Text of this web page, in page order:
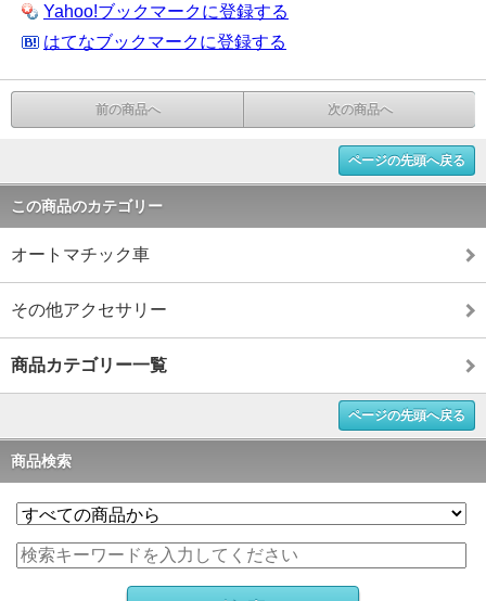
Yahoo!ブックマークに登録する
はてなブックマークに登録する
前の商品へ 次の商品へ
ページの先頭へ戻る
この商品のカテゴリー
オートマチック車
その他アクセサリー
商品カテゴリー一覧
ページの先頭へ戻る
商品検索